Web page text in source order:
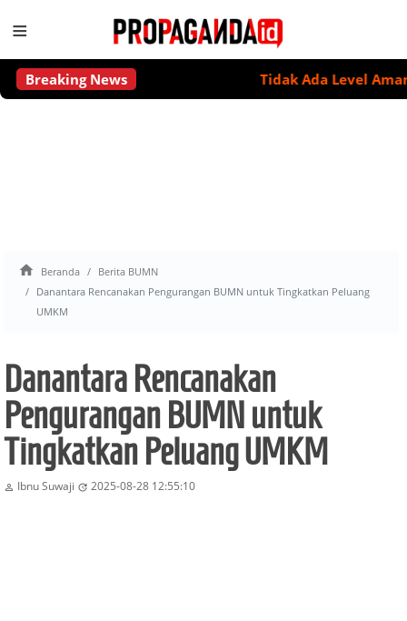
≡
Breaking News Tidak Ada Level Aman
 Beranda
Berita BUMN
Danantara Rencanakan Pengurangan BUMN untuk Tingkatkan Peluang
UMKM
Danantara Rencanakan
Pengurangan BUMN untuk
Tingkatkan Peluang UMKM
 Ibnu Suwaji  2025-08-28 12:55:10